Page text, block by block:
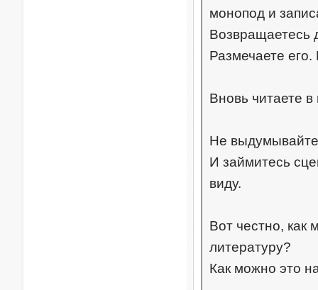
монопод и
Возвращаетесь
Размечаете
Вновь читаете
Не
И займитесь
виду.
Вот честно, как
литературу?
Как можно это